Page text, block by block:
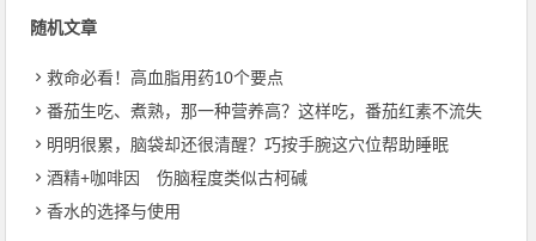
随机文章
救命必看！高血脂用药10个要点
番茄生吃、煮熟，那一种营养高？这样吃，番茄红素不流失
明明很累，脑袋却还很清醒？巧按手腕这穴位帮助睡眠
酒精+咖啡因 伤脑程度类似古柯碱
香水的选择与使用